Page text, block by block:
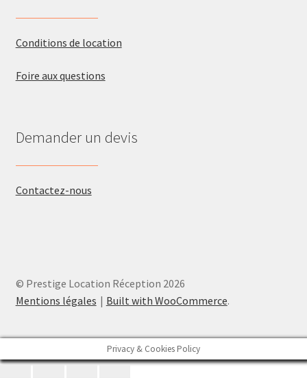
Conditions de location
Foire aux questions
Demander un devis
Contactez-nous
© Prestige Location Réception 2026
Mentions légales
Built with WooCommerce.
Privacy & Cookies Policy